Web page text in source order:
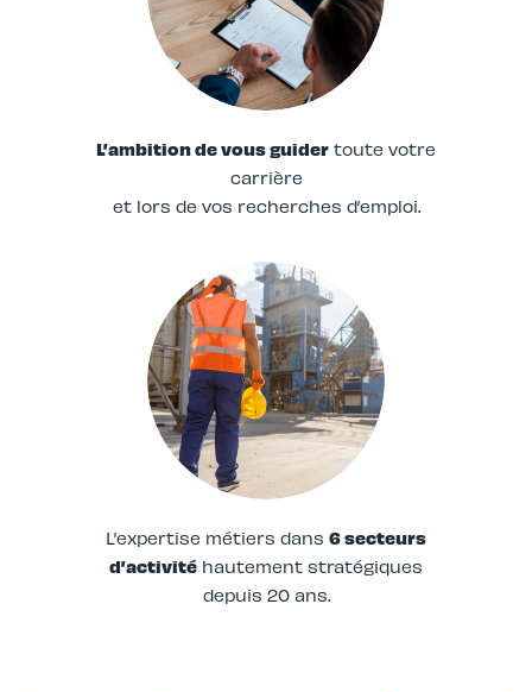
L’ambition de vous guider toute votre
carrière
et lors de vos recherches d’emploi.
L’expertise métiers dans 6 secteurs
d’activité hautement stratégiques
depuis 20 ans.